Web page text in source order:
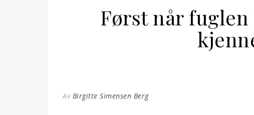
Først når
Av Birgitte Simensen Berg